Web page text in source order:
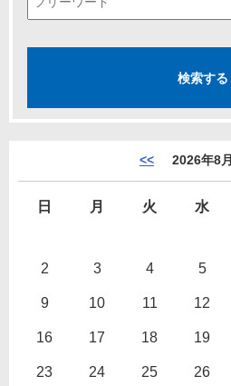
<< 2026年8月
日 月 火 水
2 3 4 5
9 10 11 12
16 17 18 19
23 24 25 26